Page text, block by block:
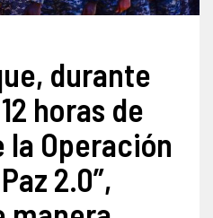
durante
horas de
Operación
2.0”,